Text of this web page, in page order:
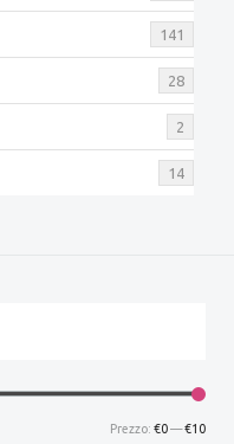
141
28
2
14
Prezzo: €0—€10